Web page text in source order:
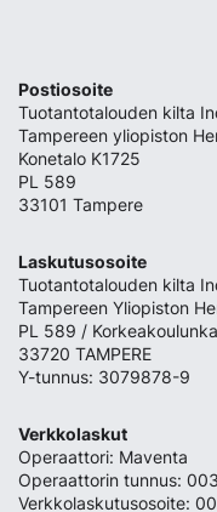
Postiosoite
Tuotantotalouden kilta
Tampereen yliopiston
Konetalo K1725
PL 589
33101 Tampere
Laskutusosoite
Tuotantotalouden kilta
Tampereen Yliopiston
PL 589 /
33720 TAMPERE
Y-tunnus: 3079878-9
Verkkolaskut
Operaattori: Maventa
Operaattorin tunnus:
Verkkolaskutusosoite: